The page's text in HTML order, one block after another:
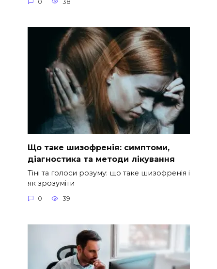
0 38
Що таке шизофренія: симптоми,
діагностика та методи лікування
Тіні та голоси розуму: що таке шизофренія і
як зрозуміти
0 39